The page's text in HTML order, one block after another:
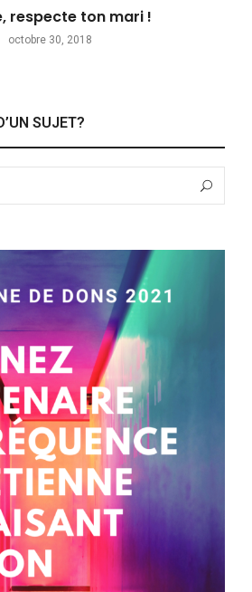
respecte ton mari !
octobre 30, 2018
SUJET?